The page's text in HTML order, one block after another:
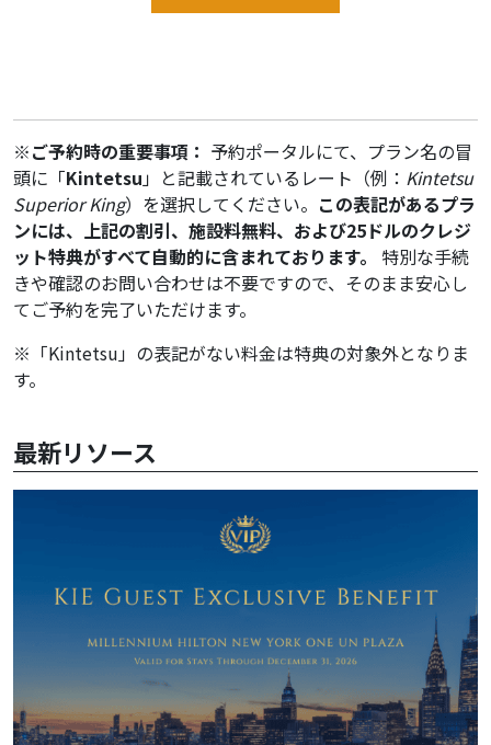
※ご予約時の重要事項： 予約ポータルにて、プラン名の冒
頭に「Kintetsu」と記載されているレート（例： Kintetsu
Superior King）を選択してください。 この表記があるプラ
ンには、上記の割引、施設料無料、および25ドルのクレジ
ット特典がすべて自動的に含まれております。
特別な手続
きや確認のお問い合わせは不要ですので、そのまま安心し
てご予約を完了いただけます。
※「Kintetsu」の表記がない料金は特典の対象外となりま
す。
最新リソース